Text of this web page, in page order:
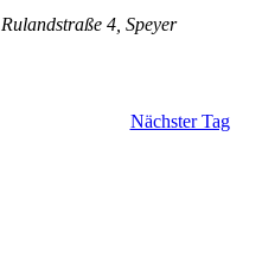
Rulandstraße 4, Speyer
Nächster Tag